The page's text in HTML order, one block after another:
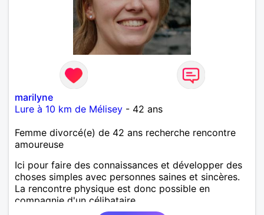
marilyne
Lure à 10 km de Mélisey - 42 ans
Femme divorcé(e) de 42 ans recherche rencontre
amoureuse
Ici pour faire des connaissances et développer des
choses simples avec personnes saines et sincères.
La rencontre physique est donc possible en
compagnie d'un célibataire.